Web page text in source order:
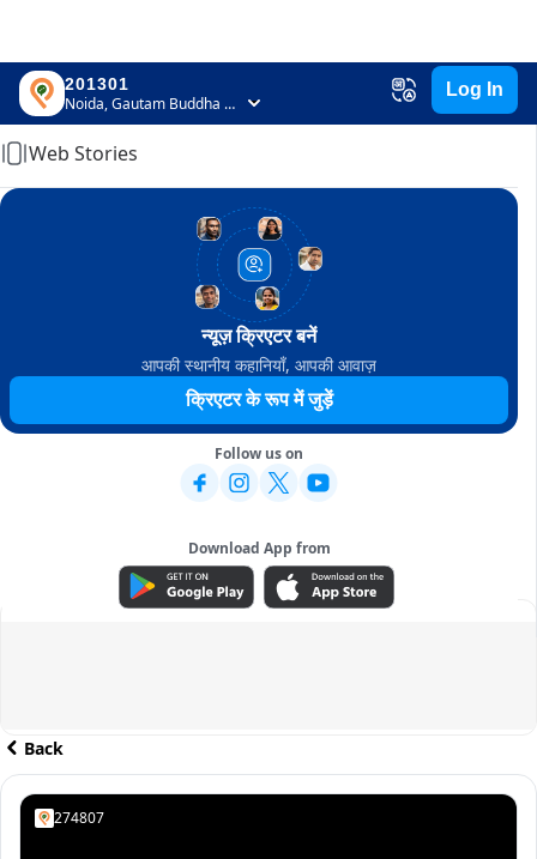
201301
Noida, Gautam Buddha Nagar, Uttar Pradesh
Log In
Home
Web Stories
न्यूज़ क्रिएटर बनें
आपकी स्थानीय कहानियाँ, आपकी आवाज़
क्रिएटर के रूप में जुड़ें
Follow us on
Download App from
ADVERTISEMENT
Back
274807